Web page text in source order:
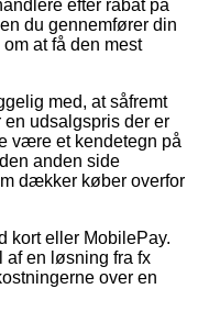
efter rabat på
du gennemfører din
at få den mest
med, at såfremt
en udsalgspris der er
være et kendetegn på
anden side
dækker køber overfor
kort eller MobilePay.
af en løsning fra fx
over en